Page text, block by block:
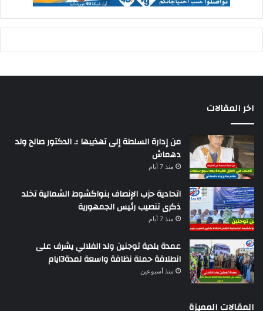
اخر المقالات
من إدارة السلطة إلى تهذيبها ؛. الدكتور صالح ولد
دهماش
منذ 7 أيام
اتحادية حزب الإنصاف بنواكشوط الشمالية تخلد
ذكرى تنصيب رئيس الجمهورية
منذ 7 أيام
عمدة بلدية توجنين ولد الفلالي يشرف على
انطلاقة حملة نظافة واسعة لمدة3ايام
منذ أسبوعين
المقالات المميزة